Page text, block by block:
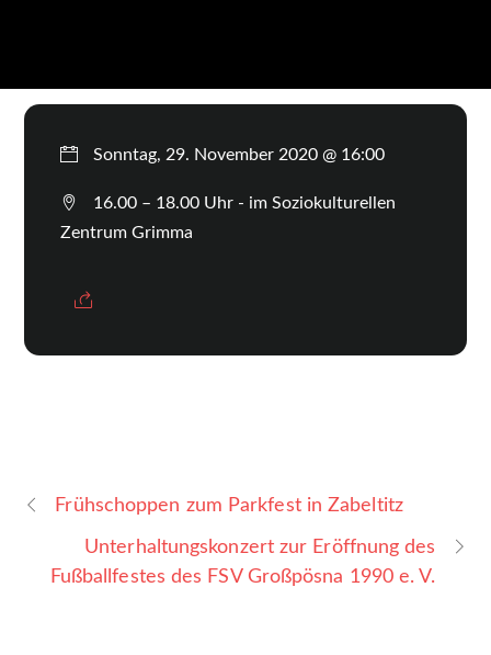
Sonntag, 29. November 2020 @ 16:00
16.00 – 18.00 Uhr - im Soziokulturellen
Zentrum Grimma
Frühschoppen zum Parkfest in Zabeltitz
Unterhaltungskonzert zur Eröffnung des
Fußballfestes des FSV Großpösna 1990 e. V.